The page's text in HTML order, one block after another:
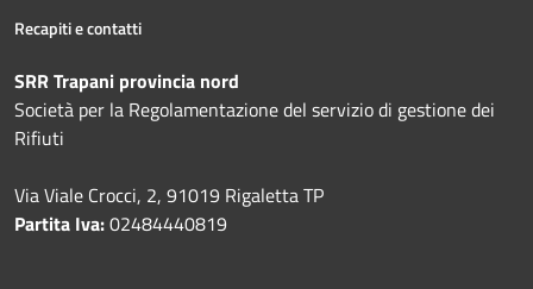
Recapiti e contatti
SRR Trapani provincia nord
Società per la Regolamentazione del servizio di gestione dei
Rifiuti
Via Viale Crocci, 2, 91019 Rigaletta TP
Partita Iva:02484440819